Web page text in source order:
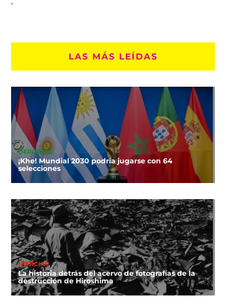
LAS MÁS LEÍDAS
DEPORTES
¡Khe! Mundial 2030 podría jugarse con 64
selecciones
NOTICIAS
La historia detrás del acervo de fotografías de la
destrucción de Hiroshima